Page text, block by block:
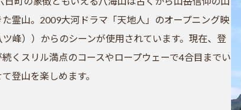
霊山。2009大河ドラマ「天地人」のオープニング映
峰））からのシーンが使用されています。現在、登
くスリル満点のコースやロープウェーで4合目までい
登山を楽しめます。